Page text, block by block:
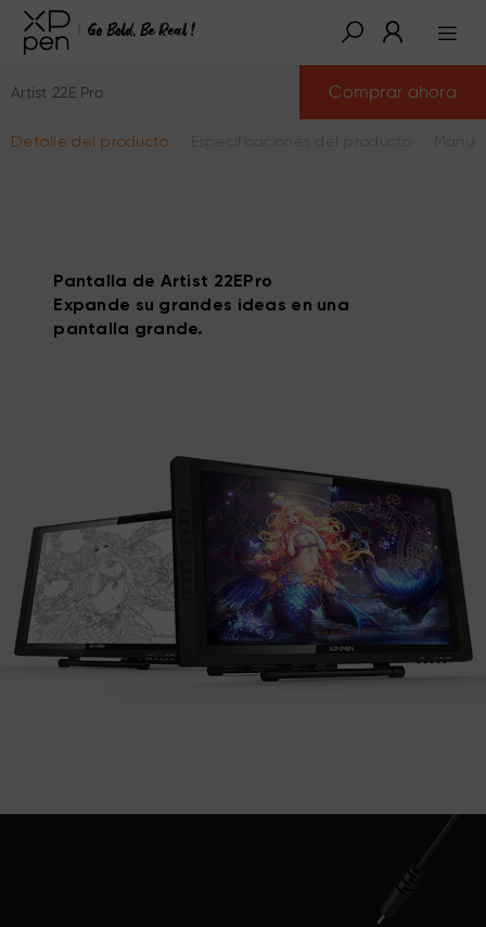
Artist 22E Pro
Detalle del producto
Comprar ahora
Pantalla de Artist 22EPro
Expande su grandes ideas en una
pantalla grande.